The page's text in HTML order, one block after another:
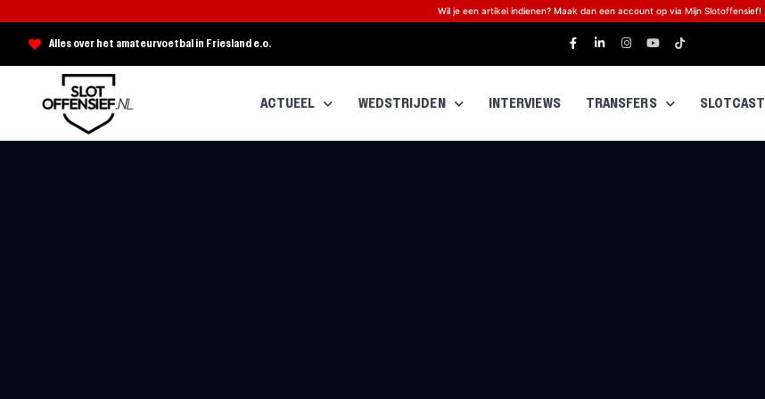
Wil je een artikel indienen? Maak dan een account op via Mijn Slotoffensief!
Alles over het amateurvoetbal in Friesland e.o.
ACTUEEL WEDSTRIJDEN INTERVIEWS TRANSFERS SLOTCAST